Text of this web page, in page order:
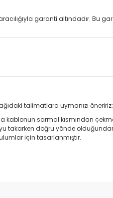
garanti altındadır. Bu
talimatlara uymanızı öneririz:
kablonun sarmal kısmından
takarken doğru yönde
için tasarlanmıştır.